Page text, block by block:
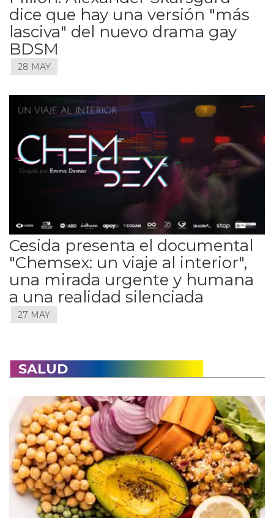
dice que hay una versión "más
lasciva" del nuevo drama gay
BDSM
28 MAY
Cesida presenta el documental
"Chemsex: un viaje al interior",
una mirada urgente y humana
a una realidad silenciada
27 MAY
SALUD